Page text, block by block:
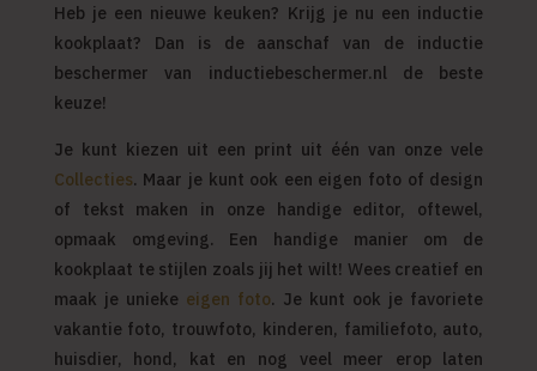
Heb je een nieuwe keuken? Krijg je nu een inductie
kookplaat? Dan is de aanschaf van de inductie
beschermer van inductiebeschermer.nlde beste
keuze!
Je kunt kiezen uit een print uit één van onze vele
Collecties. Maar je kunt ook een eigen foto of design
of tekst maken in onze handige editor, oftewel,
opmaak omgeving. Een handige manier om de
kookplaat te stijlen zoals jij het wilt! Wees creatief en
maak je unieke eigen foto. Je kunt ook je favoriete
vakantie foto, trouwfoto, kinderen, familiefoto, auto,
huisdier, hond, kat en nog veel meer erop laten